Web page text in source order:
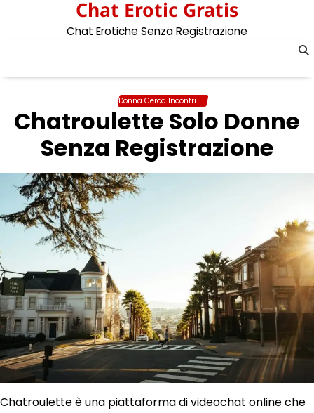
Chat Erotic Gratis
Chat Erotiche Senza Registrazione
Donna Cerca Incontri
Chatroulette Solo Donne
Senza Registrazione
Chatroulette è una piattaforma di videochat online che